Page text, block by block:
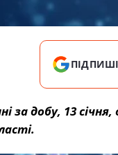
добу, 13